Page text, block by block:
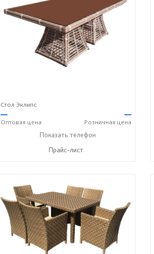
Стол Эклипс
—
Оптовая цена
—
Розничная цена
+7 (917) 600-15-16
Показать телефон
Прайс-лист